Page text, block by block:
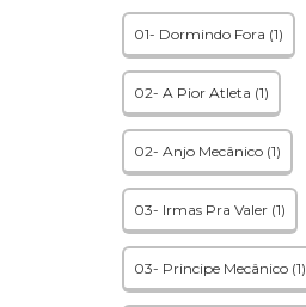
01- Dormindo Fora (1)
02- A Pior Atleta (1)
02- Anjo Mecânico (1)
03- Irmas Pra Valer (1)
03- Principe Mecânico (1)